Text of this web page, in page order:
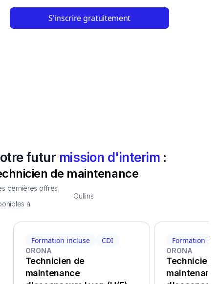
S'inscrire gratuitement
futur mission d'interim :
de maintenance
dernières offres
à
Oullins
CDI
Formation incluse
ORONA
Technicien de
maintenance
Formation
ORONA
Technicien